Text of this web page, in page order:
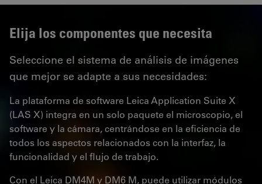
Elija los componentes que necesita
Seleccione el sistema de análisis de imágenes
que mejor se adapte a sus necesidades:
La plataforma de software Leica Application Suite X
(LAS X) integra en un solo paquete el microscopio, el
software y la cámara, centrándose en la eficiencia de
todos los aspectos relacionados con la interfaz, la
funcionalidad y el flujo de trabajo.
Con el Leica DM4M y DM6 M, puede utilizar módulos